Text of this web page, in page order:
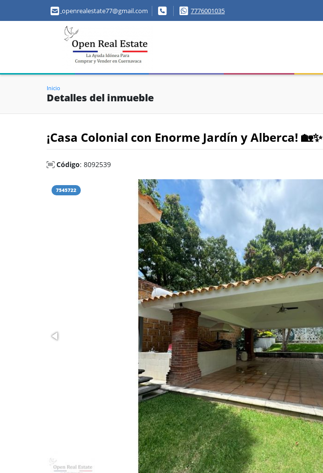
openrealestate77@gmail.com 7776001035
Inicio
Detalles del inmueble
¡Casa Colonial con Enorme Jardín y Alberca! 🏡✨
Código: 8092539
7545722